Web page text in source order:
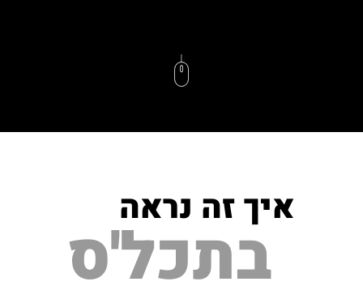
איך זה נראה
בתכל'ס